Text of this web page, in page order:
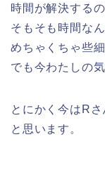
時間が解決する
そもそも時間な
めちゃくちゃ些
でも今わたしの
とにかく今はR
と思います。